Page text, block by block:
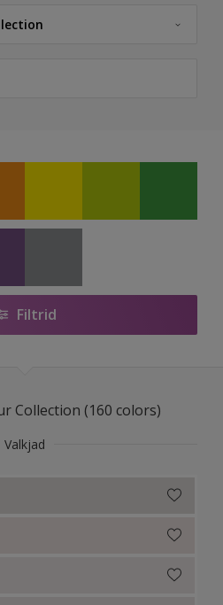
Filtrid
Collection (160 colors)
Valkjad